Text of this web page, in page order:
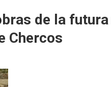
de la futura
Chercos